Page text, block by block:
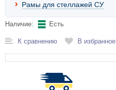
Рамы для стеллажей СУ
Наличие: Есть
К сравнению В избранное